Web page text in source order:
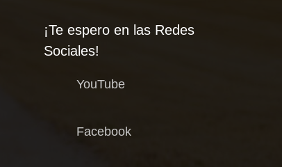
¡Te espero en las Redes
Sociales!
YouTube
Facebook